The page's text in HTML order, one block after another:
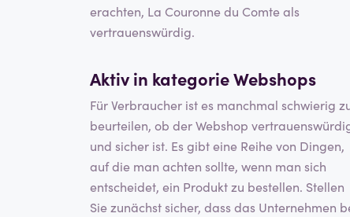
erachten, La Couronne du Comte als
vertrauenswürdig.
Aktiv in kategorieWebshops
Für Verbraucher ist es manchmal schwierig
beurteilen, ob der Webshop
und sicher ist. Es gibt eine Reihe von Dingen,
auf die man achten sollte, wenn man sich
entscheidet, ein Produkt zu bestellen. Stellen
Sie zunächst sicher, dass das Unternehmen